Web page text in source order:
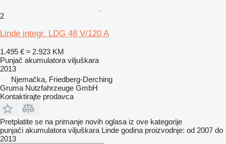
2
Linde integr. LDG 48 V/120 A
1.495 € ≈ 2.923 KM
Punjač akumulatora viljuškara
2013
Njemačka, Friedberg-Derching
Gruma Nutzfahrzeuge GmbH
Kontaktirajte prodavca
Pretplatite se na primanje novih oglasa iz ove kategorije
punjači akumulatora viljuškara Linde godina proizvodnje: od 2007 do
2013